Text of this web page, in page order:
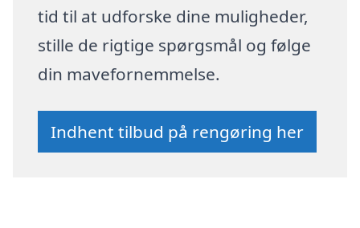
tid til at udforske dine muligheder,
stille de rigtige spørgsmål og følge
din mavefornemmelse.
Indhent tilbud på rengøring her